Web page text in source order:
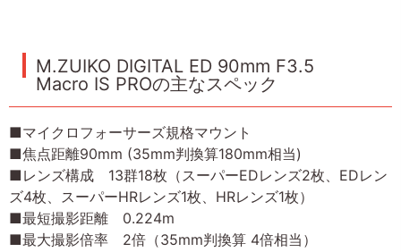
M.ZUIKO DIGITAL ED 90mm F3.5
Macro IS PROの主なスペック
■マイクロフォーサーズ規格マウント
■焦点距離90mm (35mm判換算180mm相当)
■レンズ構成 13群18枚（スーパーEDレンズ2枚、EDレン
ズ4枚、スーパーHRレンズ1枚、HRレンズ1枚）
■最短撮影距離 0.224m
■最大撮影倍率 2倍（35mm判換算 4倍相当）